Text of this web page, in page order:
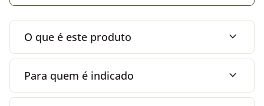
O que é este produto expand_more
Para quem é indicado expand_more